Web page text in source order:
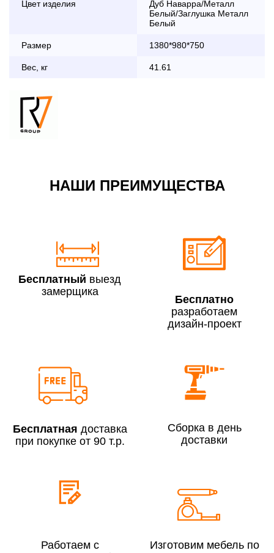
Цвет изделия
Дуб Наварра/Металл
Белый/Заглушка Металл
Белый
Размер 1380*980*750
Вес, кг 41.61
дни с 8:30 до 18:00
2 000 руб.
Доставка по Московской области с 8:30 до 18:00
До 90 000 руб.
Свыше 300 000 руб.
Сборка по Московской области при заказе:
До 300 000 руб.
По Москве
10%
НАШИ ПРЕИМУЩЕСТВА
Бесплатный выезд
замерщика
Бесплатно
разработаем
дизайн-проект
Бесплатная доставка
при покупке от 90 т.р.
Сборка в день
доставки
Работаем с
Изготовим мебель по